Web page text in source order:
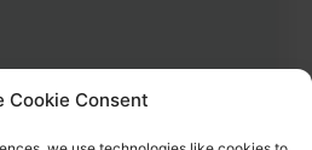
Cookie Consent